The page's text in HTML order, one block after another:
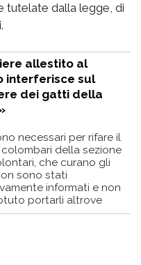
tutelate dalla legge, di
allestito al
interferisce sul
dei gatti della
necessari per rifare il
della sezione
che curano gli
sono stati
informati e non
portarli altrove